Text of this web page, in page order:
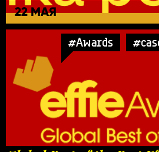
22 МАЯ
#Awards